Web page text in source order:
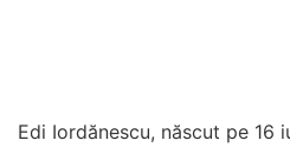
Edi Iordănescu, născut pe 16